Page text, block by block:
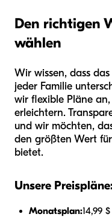
Den richtigen
wählen
Wir wissen, dass
jeder Familie
wir flexible Pläne
erleichtern.
und wir möchten,
den größten Wert
bietet.
Unsere Preispläne:
Monatsplan:14,99